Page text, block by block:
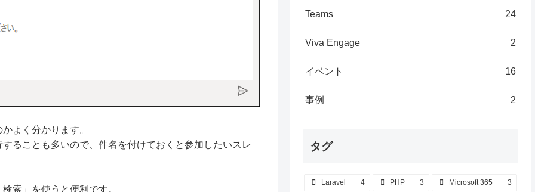
よく分かります。
ることも多いので、件名を付けておくと参加したいスレ
索」を使うと便利です。
Teams 24
Viva Engage 2
イベント 16
事例 2
タグ
Laravel 4 PHP 3 Microsoft 365 3